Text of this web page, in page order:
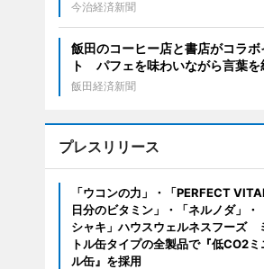
今治経済新聞
飯田のコーヒー店と書店がコラボ
ト パフェを味わいながら言葉を
飯田経済新聞
プレスリリース
「ウコンの力」・「PERFECT
日分のビタミン」・「ネルノダ」・
シャキ」ハウスウェルネスフーズ
トル缶タイプの全製品で『低CO2ミ
ル缶』を採用